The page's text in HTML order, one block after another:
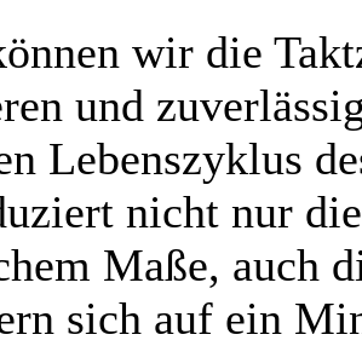
wir die
und
Lebenszyklus
nicht nur
Maße, auch
sich auf ein